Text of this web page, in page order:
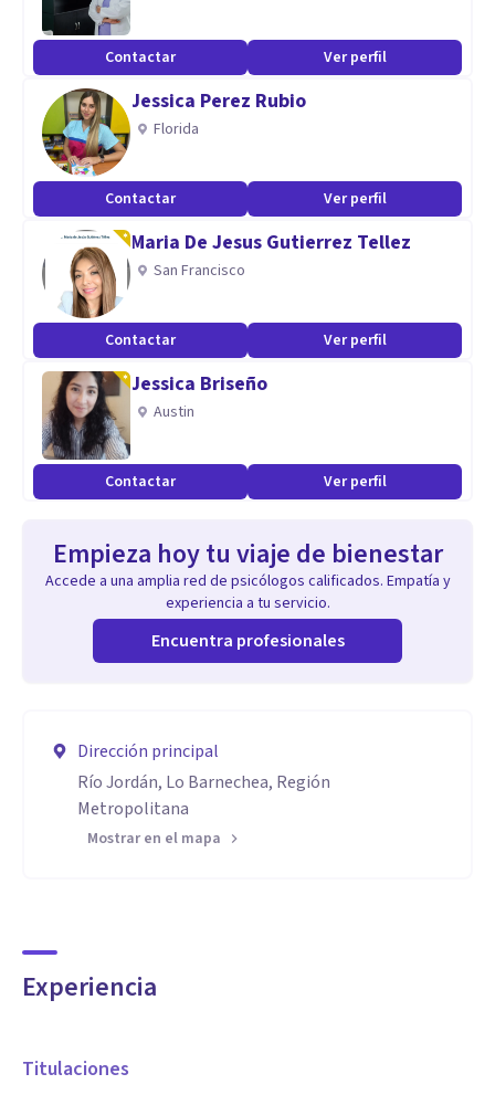
Contactar Ver perfil
Jessica Perez Rubio
Florida
Contactar Ver perfil
Maria De Jesus Gutierrez Tellez
San Francisco
Contactar Ver perfil
Jessica Briseño
Austin
Contactar Ver perfil
Empieza hoy tu viaje de bienestar
Accede a una amplia red de psicólogos calificados. Empatía y
experiencia a tu servicio.
Encuentra profesionales
Dirección principal
Río Jordán, Lo Barnechea, Región
Metropolitana
Mostrar en el mapa
Experiencia
Titulaciones